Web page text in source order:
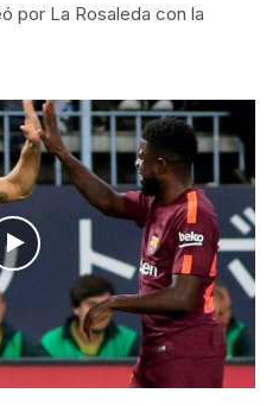
por La Rosaleda con la